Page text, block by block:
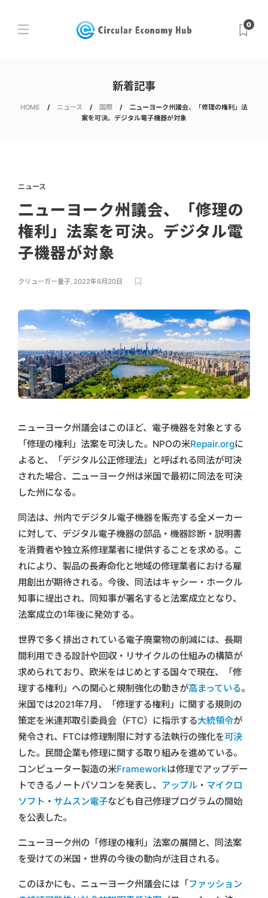
0
新着記事
HOME ニュース 国際
二ューヨーク州議会、「修理の権利」法
案を可決。デジタル電子機器が対象
ニュース
二ューヨーク州議会、「修理の
権利」法案を可決。デジタル電
子機器が対象
クリューガー量子, 2022年6月20日
ニューヨーク州議会はこのほど、電子機器を対象とする
「修理の権利」法案を可決した。NPOの米Repair.orgに
よると、「デジタル公正修理法」と呼ばれる同法が可決
された場合、二ューヨーク州は米国で最初に同法を可決
した州になる。
同法は、州内でデジタル電子機器を販売する全メーカー
に対して、デジタル電子機器の部品・機器診断・説明書
を消費者や独立系修理業者に提供することを求める。こ
れにより、製品の長寿命化と地域の修理業者における雇
用創出が期待される。今後、同法はキャシー・ホークル
知事に提出され、同知事が署名すると法案成立となり、
法案成立の1年後に発効する。
世界で多く排出されている電子廃棄物の削減には、長期
間利用できる設計や回収・リサイクルの仕組みの構築が
求められており、欧米をはじめとする国々で現在、「修
理する権利」への関心と規制強化の動きが高まっている。
米国では2021年7月、「修理する権利」に関する規則の
策定を米連邦取引委員会（FTC）に指示する大統領令が
発令され、FTCは修理制限に対する法執行の強化を可決
した。民間企業も修理に関する取り組みを進めている。
コンピューター製造の米Frameworkは修理でアップデー
トできるノートパソコンを発表し、 アップル ・ マイクロ
ソフト ・ サムスン電子なども自己修理プログラムの開始
を公表した。
二ューヨーク州の「修理の権利」法案の展開と、同法案
を受けての米国・世界の今後の動向が注目される。
このほかにも、ニューヨーク州議会には「ファッション